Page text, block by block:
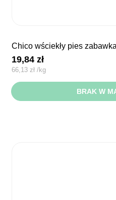
chico wściekły pies
19,84zł
66,13zł /kg
BRAK W